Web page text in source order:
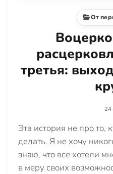
От
третья:
24
Эта история не про то,
делать. Я не хочу
знаю, что все хотели
в меру своих